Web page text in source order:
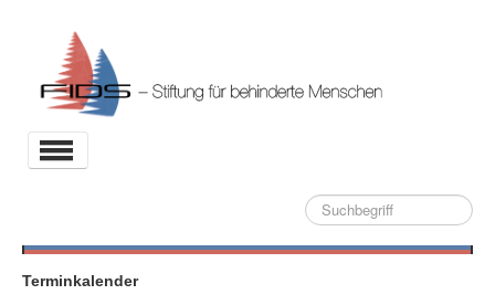
Toggle
Navigation
Stiftung
Suche
Terminkalender